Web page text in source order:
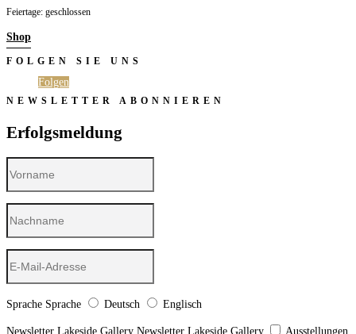
Feiertage: geschlossen
Shop
FOLGEN SIE UNS
Folgen
NEWSLETTER ABONNIEREN
Erfolgsmeldung
Sprache Sprache Deutsch Englisch
Newsletter Lakeside Gallery Newsletter Lakeside Gallery Ausstellungen